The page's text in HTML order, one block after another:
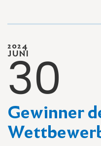
Gewinner
2024
JUNI
30